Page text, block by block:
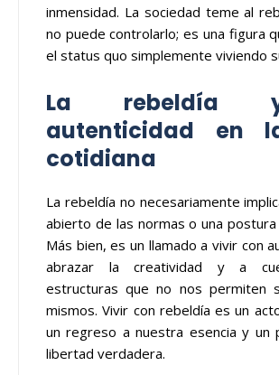
inmensidad. La sociedad teme al
no puede controlarlo; es una figura
el status quo simplemente viviendo
La
autenticidad en
cotidiana
La rebeldía no necesariamente
abierto de las normas o una
Más bien, es un llamado a vivir con
abrazar la creatividad y a
estructuras que no nos permiten
mismos. Vivir con rebeldía es un
un regreso a nuestra esencia y un
libertad verdadera.